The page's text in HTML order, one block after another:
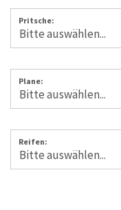
Pritsche:
Plane:
Reifen: